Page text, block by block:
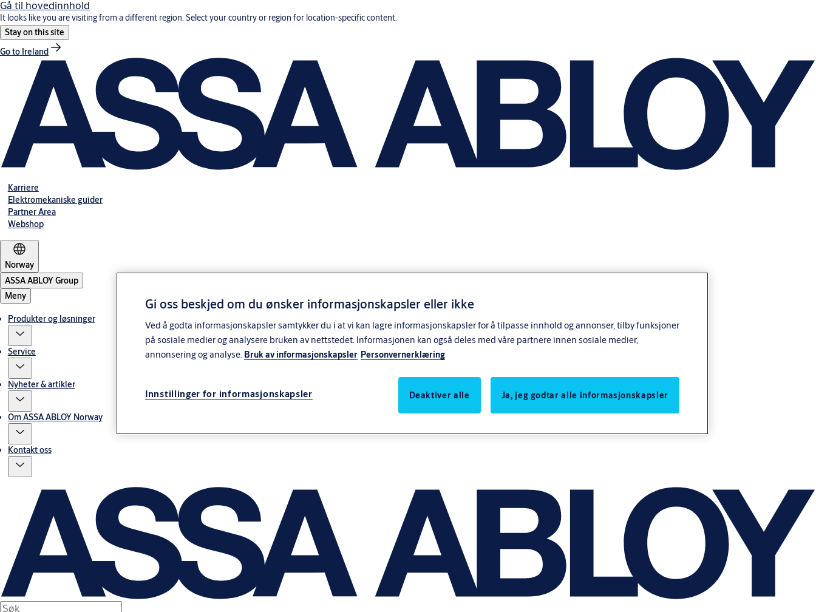
Gå til hovedinnhold
It looks like you are visiting from a different region. Select your country or region for location-specific content.
Stay on this site
Go to Ireland
Karriere
Elektromekaniske guider
Partner Area
Webshop
Norway
ASSA ABLOY Group
Meny
Produkter og løsninger
Service
Nyheter & artikler
Om ASSA ABLOY Norway
Kontakt oss
Gi oss beskjed om du ønsker informasjonskapsler eller ikke
Ved å godta informasjonskapsler samtykker du i at vi kan lagre informasjonskapsler for å tilpasse innhold og annonser, tilby funksjoner
på sosiale medier og analysere bruken av nettstedet. Informasjonen kan også deles med våre partnere innen sosiale medier,
annonsering og analyse. Bruk av informasjonskapsler Personvernerklæring
Innstillinger for informasjonskapsler Deaktiver alle Ja, jeg godtar alle informasjonskapsler